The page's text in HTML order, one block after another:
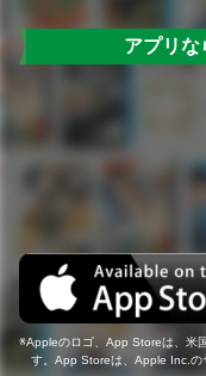
アプリな
Appleのロゴ、App Storeは、米
す。App Storeは、Apple Inc.の